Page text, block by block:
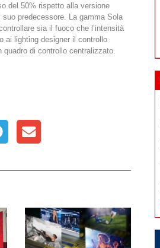
del 50% rispetto alla versione
predecessore. La gamma Sola
sia il fuoco che l’intensità
ai lighting designer il controllo
di controllo centralizzato.